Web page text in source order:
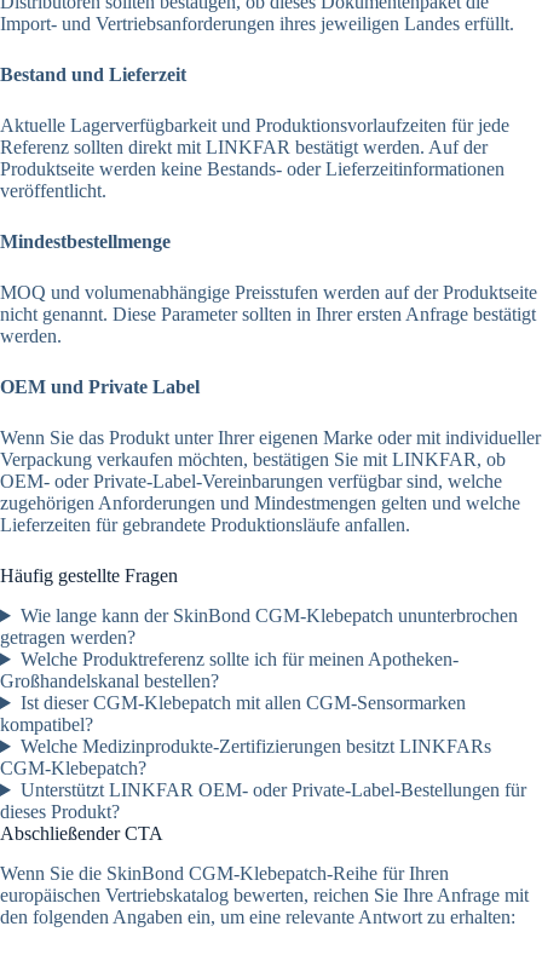
Import- und Vertriebsanforderungen ihres jeweiligen Landes erfüllt.
Bestand und Lieferzeit
Aktuelle Lagerverfügbarkeit und Produktionsvorlaufzeiten für jede
Referenz sollten direkt mit LINKFAR bestätigt werden. Auf der
Produktseite werden keine Bestands- oder Lieferzeitinformationen
veröffentlicht.
Mindestbestellmenge
MOQ und volumenabhängige Preisstufen werden auf der Produktseite
nicht genannt. Diese Parameter sollten in Ihrer ersten Anfrage bestätigt
werden.
OEM und Private Label
Wenn Sie das Produkt unter Ihrer eigenen Marke oder mit individueller
Verpackung verkaufen möchten, bestätigen Sie mit LINKFAR, ob
OEM- oder Private-Label-Vereinbarungen verfügbar sind, welche
zugehörigen Anforderungen und Mindestmengen gelten und welche
Lieferzeiten für gebrandete Produktionsläufe anfallen.
Häufig gestellte Fragen
Wie lange kann der SkinBond CGM-Klebepatch ununterbrochen
getragen werden?
Welche Produktreferenz sollte ich für meinen Apotheken-
Großhandelskanal bestellen?
Ist dieser CGM-Klebepatch mit allen CGM-Sensormarken
kompatibel?
Welche Medizinprodukte-Zertifizierungen besitzt LINKFARs
CGM-Klebepatch?
Unterstützt LINKFAR OEM- oder Private-Label-Bestellungen für
dieses Produkt?
Abschließender CTA
Wenn Sie die SkinBond CGM-Klebepatch-Reihe für Ihren
europäischen Vertriebskatalog bewerten, reichen Sie Ihre Anfrage mit
den folgenden Angaben ein, um eine relevante Antwort zu erhalten: